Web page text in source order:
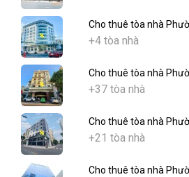
Cho thuê tòa nhà
+4 tòa nhà
Cho thuê tòa nhà
+37 tòa nhà
Cho thuê tòa nhà
+21 tòa nhà
Cho thuê tòa nhà